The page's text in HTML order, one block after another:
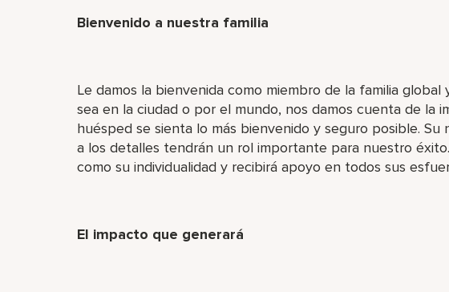
Bienvenido a nuestra familia
Le damos la bienvenida como miembro de la familia global
sea en la ciudad o por el mundo, nos damos cuenta de la
huésped se sienta lo más bienvenido y seguro posible.
a los detalles tendrán un rol importante para nuestro
como su individualidad y recibirá apoyo en todos sus
El impacto que generará